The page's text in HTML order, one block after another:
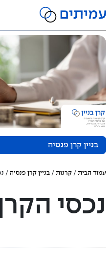
לדלג לתוכן
בניין קרן פנסיה
אודות הקרן
עמוד הבית / קרנות / בניין קרן פנסיה /
נכסי